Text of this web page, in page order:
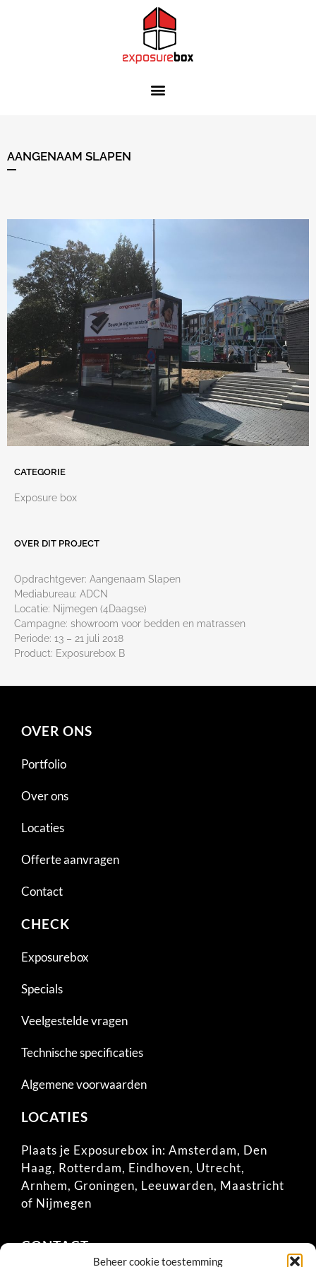
Beheer cookie toestemming
AANGENAAM SLAPEN
CATEGORIE
Exposure box
OVER DIT PROJECT
Opdrachtgever: Aangenaam Slapen
Mediabureau: ADCN
Locatie: Nijmegen (4Daagse)
Campagne: showroom voor bedden en matrassen
Periode: 13 – 21 juli 2018
Product: Exposurebox B
OVER ONS
Portfolio
Over ons
Locaties
Offerte aanvragen
Contact
CHECK
Exposurebox
Specials
Veelgestelde vragen
Technische specificaties
Algemene voorwaarden
LOCATIES
Plaats je Exposurebox in: Amsterdam, Den
Haag, Rotterdam, Eindhoven, Utrecht,
Arnhem, Groningen, Leeuwarden, Maastricht
of Nijmegen
CONTACT